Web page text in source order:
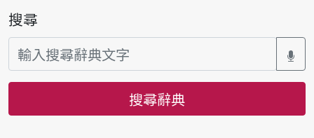
搜尋
搜尋辭典